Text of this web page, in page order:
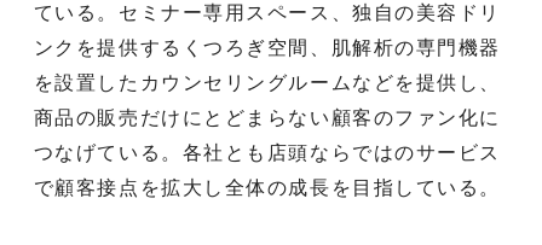
ている。セミナー専用スペース、独自の美容ドリ
ンクを提供するくつろぎ空間、肌解析の専門機器
を設置したカウンセリングルームなどを提供し、
商品の販売だけにとどまらない顧客のファン化に
つなげている。各社とも店頭ならではのサービス
で顧客接点を拡大し全体の成長を目指している。